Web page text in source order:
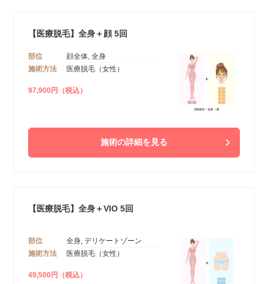
【医療脱毛】全身＋顔 5回
部位
顔全体, 全身
施術方法
医療脱毛（女性）
97,900円（税込）
施術の詳細を見る
【医療脱毛】全身＋VIO 5回
部位
全身, デリケートゾーン
施術方法
医療脱毛（女性）
49,500円（税込）